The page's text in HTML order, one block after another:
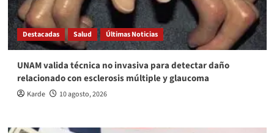
Destacadas Salud Últimas Noticias
UNAM valida técnica no invasiva para detectar daño
relacionado con esclerosis múltiple y glaucoma
Karde 10 agosto, 2026